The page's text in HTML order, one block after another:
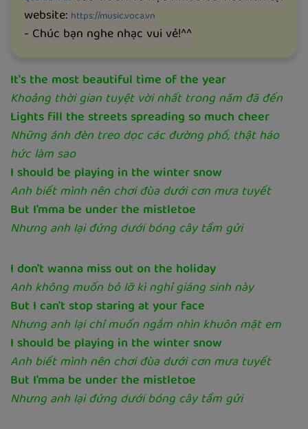
website: https://music.voca.vn
- Chúc bạn nghe nhạc vui vẻ!^^
It's the most beautiful time of the year
Khoảng thời gian tuyệt vời nhất trong năm đã đến
Lights fill the streets spreading so much cheer
Những ánh đèn treo dọc các đường phố, thật háo
hức làm sao
I should be playing in the winter snow
Anh biết mình nên chơi đùa dưới cơn mưa tuyết
But I'mma be under the mistletoe
Nhưng anh lại đứng dưới bóng cây tầm gửi
I don't wanna miss out on the holiday
Anh không muốn bỏ lỡ kì nghỉ giáng sinh này
But I can't stop staring at your face
Nhưng anh lại chỉ muốn ngắm nhìn khuôn mặt em
I should be playing in the winter snow
Anh biết mình nên chơi đùa dưới cơn mưa tuyết
But I'mma be under the mistletoe
Nhưng anh lại đứng dưới bóng cây tầm gửi